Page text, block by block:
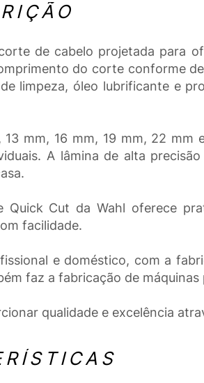
de cabelo projetada para
do corte conforme
limpeza, óleo lubrificante e
mm, 16 mm, 19 mm, 22 mm
A lâmina de alta
Cut da Wahl oferece
facilidade.
e doméstico, com a
faz a fabricação de máquinas
qualidade e excelência